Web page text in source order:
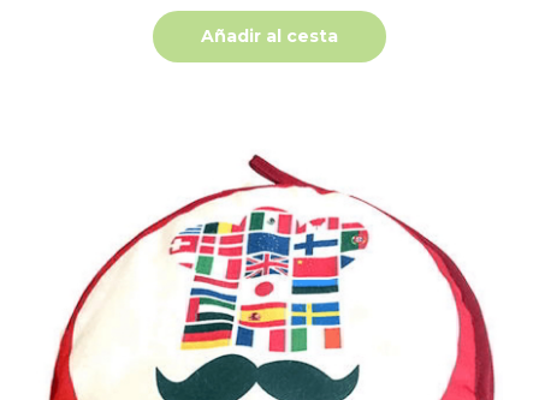
Añadir al cesta